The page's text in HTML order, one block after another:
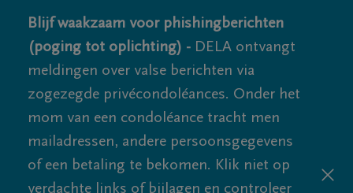
Blijf waakzaam voor phishingberichten
(poging tot oplichting) - DELA ontvangt
meldingen over valse berichten via
zogezegde privécondoléances. Onder het
mom van een condoléance tracht men
mailadressen, andere persoonsgegevens
of een betaling te bekomen. Klik niet op
verdachte links of bijlagen en controleer